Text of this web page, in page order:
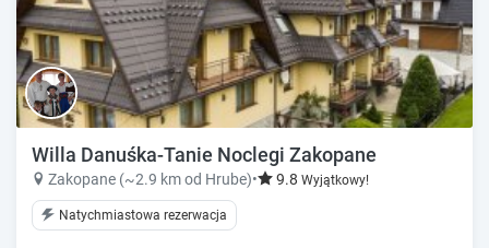
Willa Danuśka-Tanie Noclegi Zakopane
Zakopane (~2.9 km od Hrube)• 9.8 Wyjątkowy!
Natychmiastowa rezerwacja